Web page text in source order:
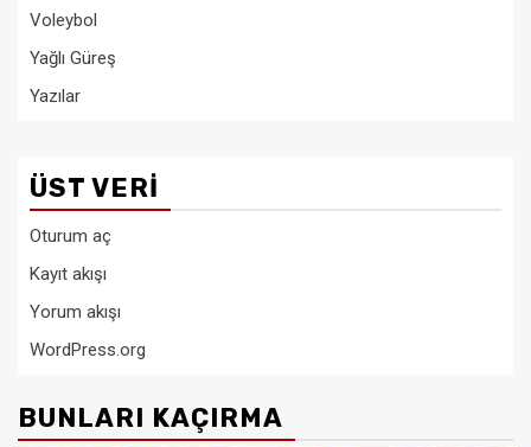
Voleybol
Yağlı Güreş
Yazılar
ÜST VERI
Oturum aç
Kayıt akışı
Yorum akışı
WordPress.org
BUNLARI KAÇIRMA